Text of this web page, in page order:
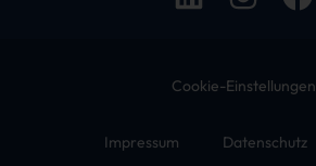
Cookie-Einstellungen
Impressum Datenschutz